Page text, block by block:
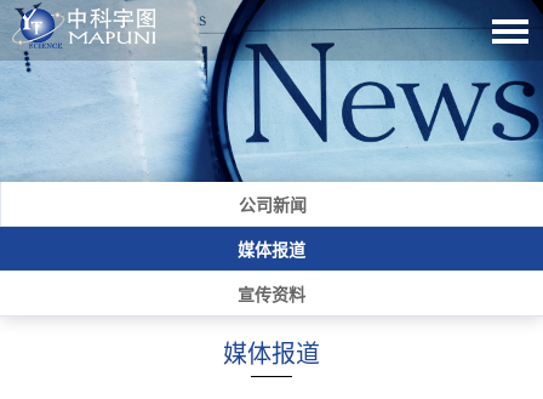
公司新闻
媒体报道
宣传资料
媒体报道